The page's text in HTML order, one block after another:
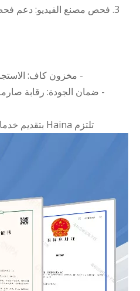
3. فحص مصنع الفيديو: دعم
- مخزون كاف:
- ضمان الجودة: رقابة
تلتزم Haina بتقديم خدمات تثبيت فعالة وعالية الجودة.